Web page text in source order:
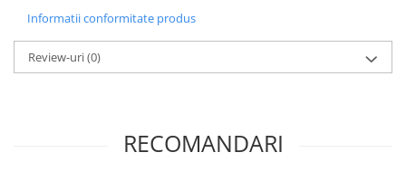
Informatii conformitate produs
Review-uri(0)
RECOMANDARI